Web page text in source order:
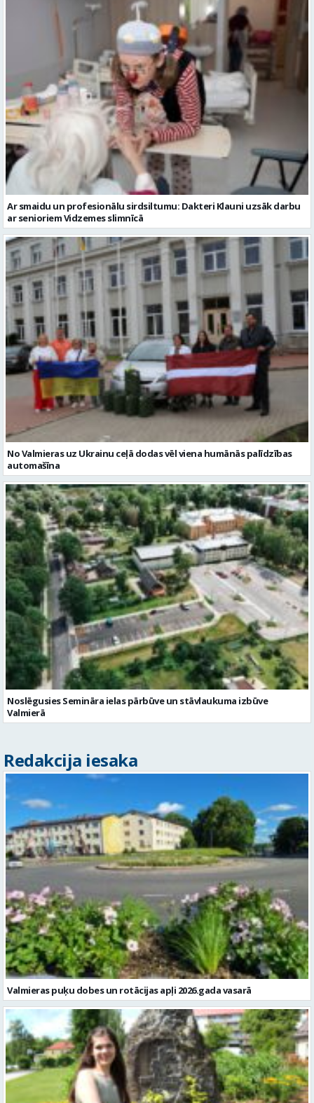
Ar smaidu un profesionālu sirdsiltumu: Dakteri Klauni uzsāk darbu
ar senioriem Vidzemes slimnīcā
No Valmieras uz Ukrainu ceļā dodas vēl viena humānās palīdzības
automašīna
Noslēgusies Semināra ielas pārbūve un stāvlaukuma izbūve
Valmierā
Redakcija iesaka
Valmieras puķu dobes un rotācijas apļi 2026.gada vasarā